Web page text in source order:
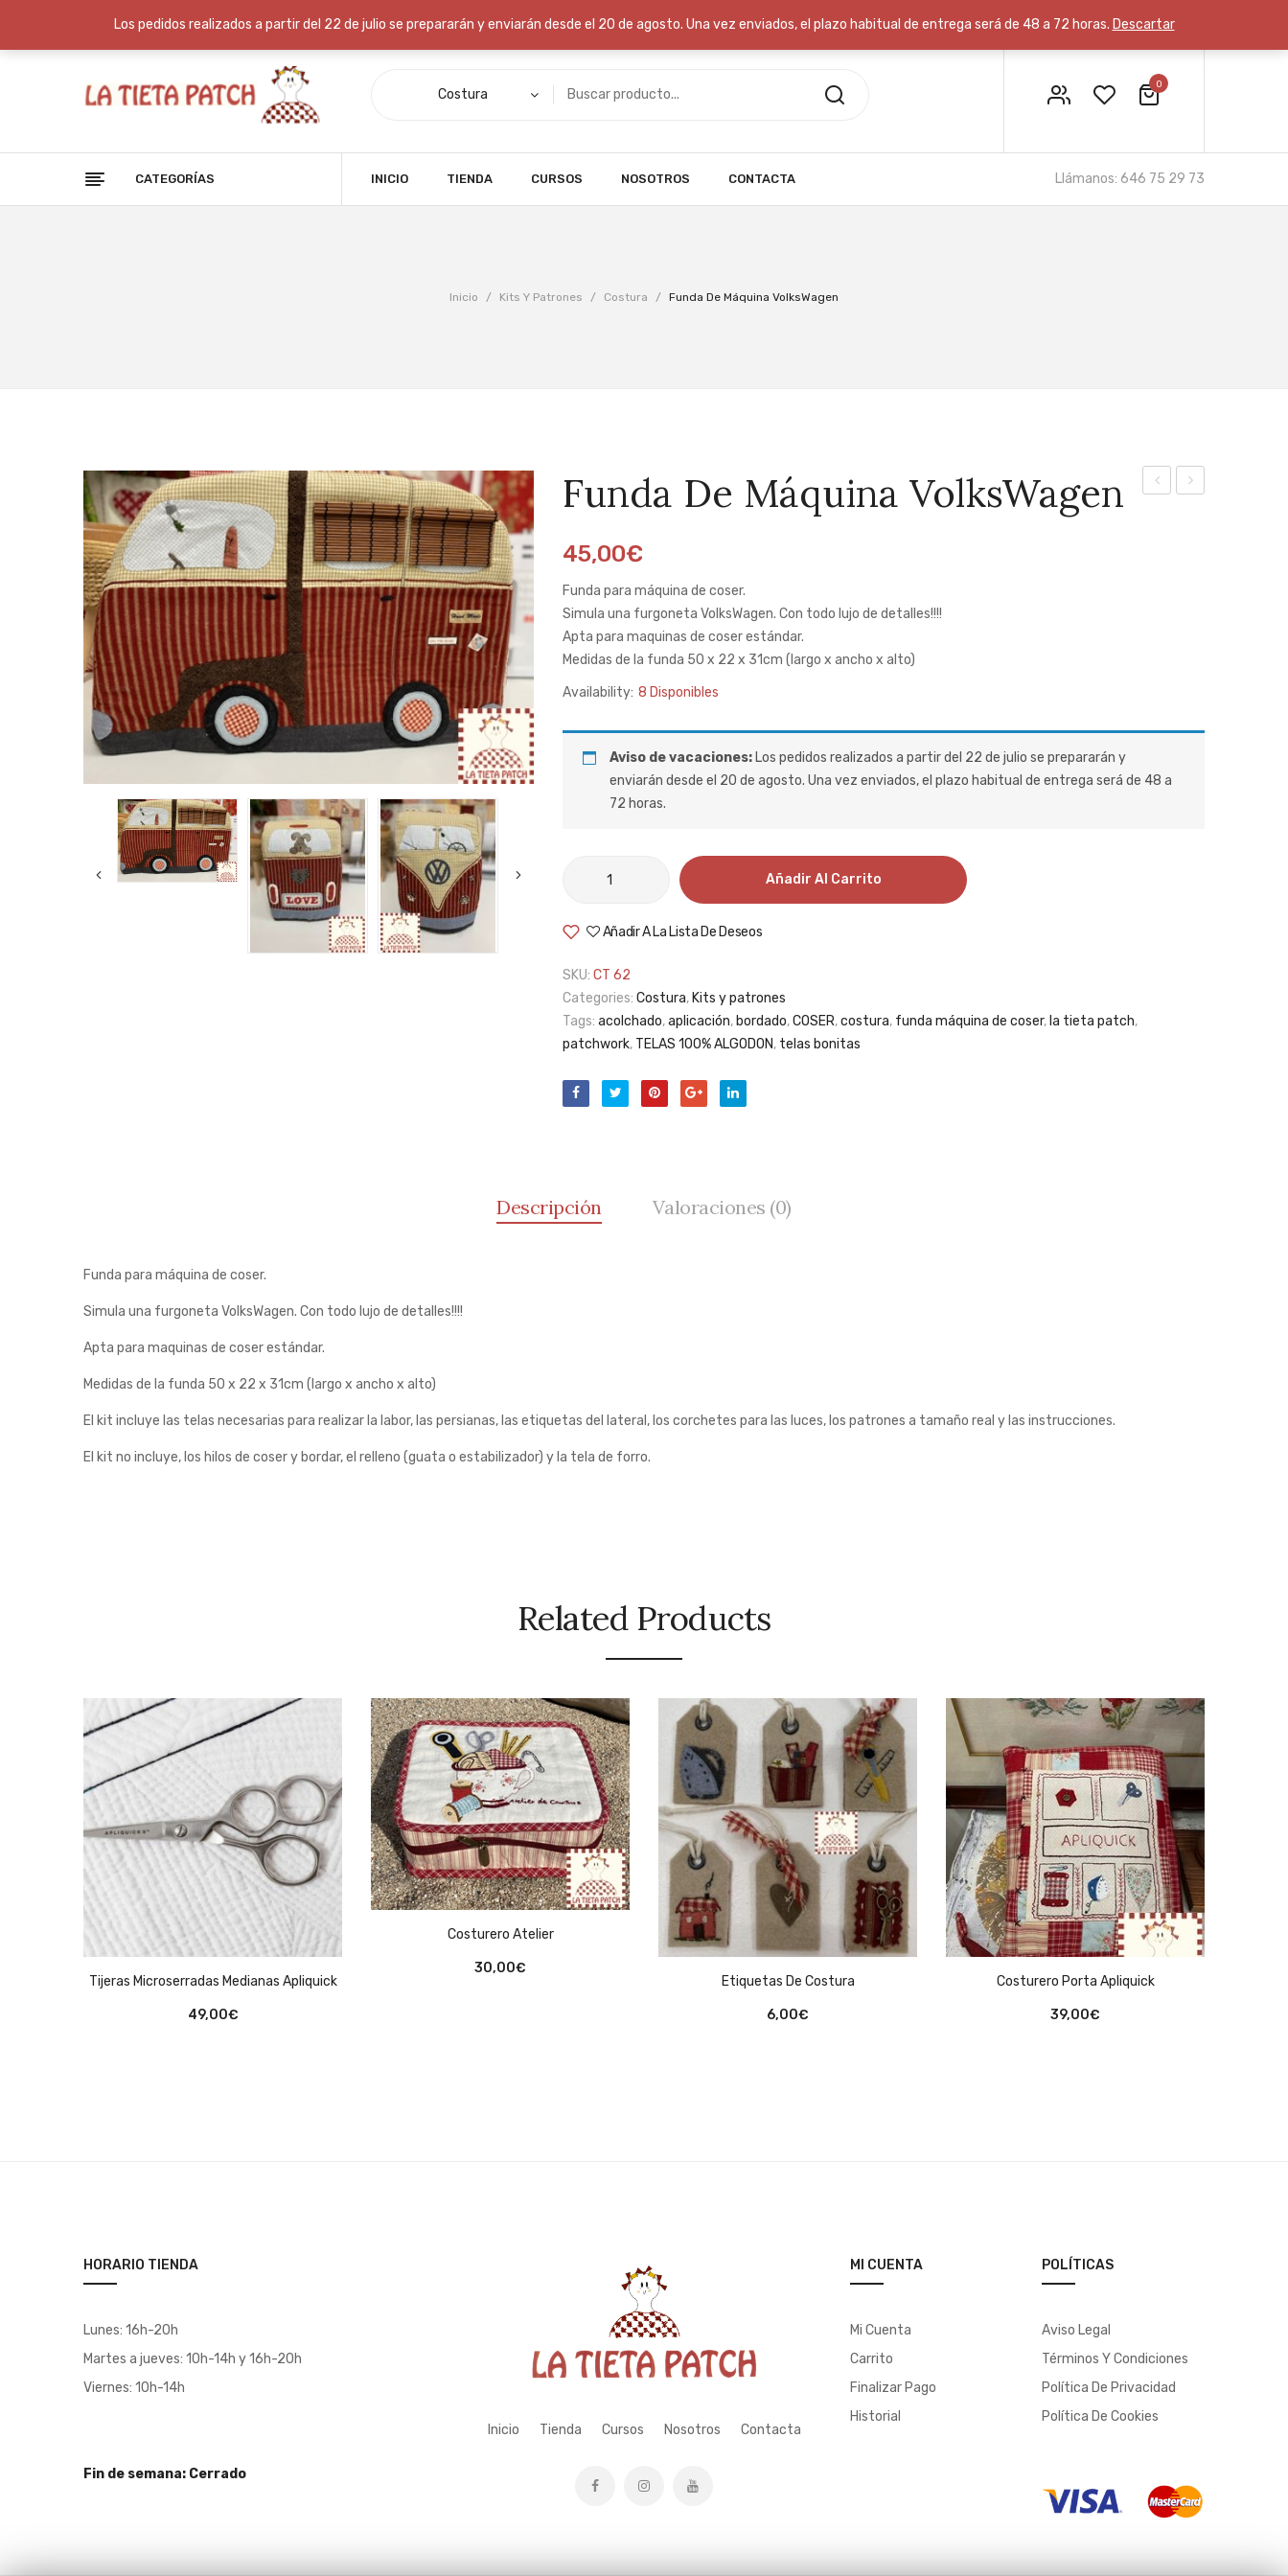
Envío gratis: Ahórrate los gastos de envío en compras superiores a 70€
0
Costura
CATEGORÍAS INICIO TIENDA CURSOS NOSOTROS CONTACTA Llámanos: 646 75 29 73
Inicio / Kits Y Patrones / Costura / Funda De Máquina VolksWagen
Funda De Máquina VolksWagen
45,00€
Funda para máquina de coser.
Simula una furgoneta VolksWagen. Con todo lujo de detalles!!!!
Apta para maquinas de coser estándar.
Medidas de la funda 50 x 22 x 31cm (largo x ancho x alto)
Availability: 8 Disponibles
Aviso de vacaciones: Los pedidos realizados a partir del 22 de julio se prepararán y
enviarán desde el 20 de agosto. Una vez enviados, el plazo habitual de entrega será de 48 a
72 horas.
VolksWagen
Añadir Al Carrito
Añadir A La Lista De Deseos
SKU: CT 62
Categories: Costura, Kits y patrones
Tags: acolchado,aplicación, bordado,COSER,costura, funda máquina de coser, la tieta patch,
patchwork, TELAS 100% ALGODON, telas bonitas
Descripción Valoraciones (0)
Funda para máquina de coser.
Simula una furgoneta VolksWagen. Con todo lujo de detalles!!!!
Apta para maquinas de coser estándar.
Medidas de la funda 50 x 22 x 31cm (largo x ancho x alto)
El kit incluye las telas necesarias para realizar la labor, las persianas, las etiquetas del lateral, los corchetes para las luces, los patrones a tamaño real y las instrucciones.
El kit no incluye, los hilos de coser y bordar, el relleno (guata o estabilizador) y la tela de forro.
Related Products
Tijeras Microserradas Medianas Apliquick
49,00€
Costurero Atelier
30,00€
Etiquetas De Costura
6,00€
Costurero Porta Apliquick
39,00€
HORARIO TIENDA
Lunes: 16h-20h
Martes a jueves: 10h-14h y 16h-20h
Viernes: 10h-14h
Fin de semana: Cerrado
Inicio Tienda Cursos Nosotros Contacta
MI CUENTA
Mi Cuenta
Carrito
Finalizar Pago
Historial
POLÍTICAS
Aviso Legal
Términos Y Condiciones
Política De Privacidad
Política De Cookies
Los pedidos realizados a partir del 22 de julio se prepararán y enviarán desde el 20 de agosto. Una vez enviados, el plazo habitual de entrega será de 48 a 72 horas. Descartar